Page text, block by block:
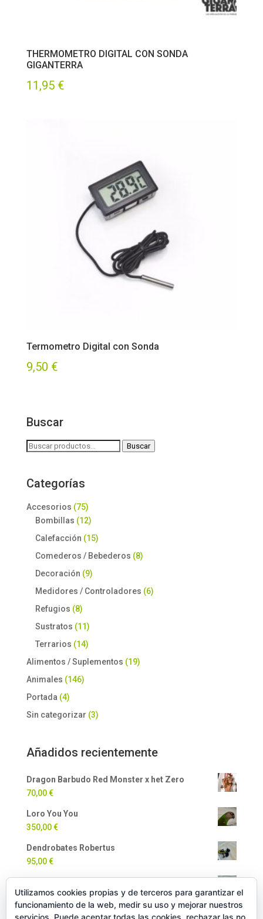
THERMOMETRO DIGITAL CON SONDA
GIGANTERRA
11,95 €
Termometro Digital con Sonda
9,50 €
Buscar
Buscar
Buscar
Categorías
Accesorios (75)
Bombillas (12)
Calefacción (15)
Comederos / Bebederos (8)
Decoración (9)
Medidores / Controladores (6)
Refugios (8)
Sustratos (11)
Terrarios (14)
Alimentos / Suplementos (19)
Animales (146)
Portada (4)
Sin categorizar (3)
Añadidos recientemente
Dragon Barbudo Red Monster x het Zero
70,00€
Loro You You
350,00€
Dendrobates Robertus
95,00€
90,00€
Milpiés Gigante
Utilizamos cookies propias y de terceros para garantizar el
funcionamiento de la web, medir su uso y mejorar nuestros
servicios. Puede aceptar todas las cookies, rechazar las no